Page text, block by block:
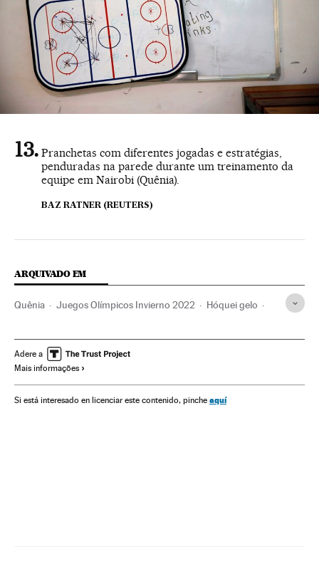
Pranchetas com diferentes jogadas e estratégias,
penduradas na parede durante um treinamento da
equipe em Nairobi (Quênia).
BAZ RATNER (REUTERS)
ARQUIVADO EM
Quênia Juegos Olímpicos Invierno 2022 Hóquei gelo
Jogos Olímpicos COI África
Organizações desportivas
Adere a
Mais informações
Si está interesado en licenciar este contenido, pinche aquí